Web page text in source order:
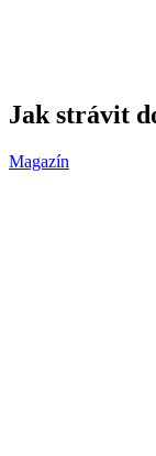
Jak strávit
Magazín